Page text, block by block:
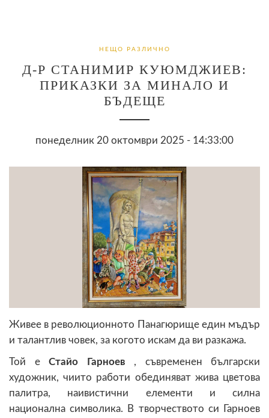
НЕЩО РАЗЛИЧНО
Д-Р СТАНИМИР КУЮМДЖИЕВ:
ПРИКАЗКИ ЗА МИНАЛО И
БЪДЕЩЕ
понеделник 20 октомври 2025 - 14:33:00
Живее в революционното Панагюрище един мъдър
и талантлив човек, за когото искам да ви разкажа.
Той е Стайо Гарноев , съвременен български
художник, чиито работи обединяват жива цветова
палитра, наивистични елементи и силна
национална символика. В творчеството си Гарноев